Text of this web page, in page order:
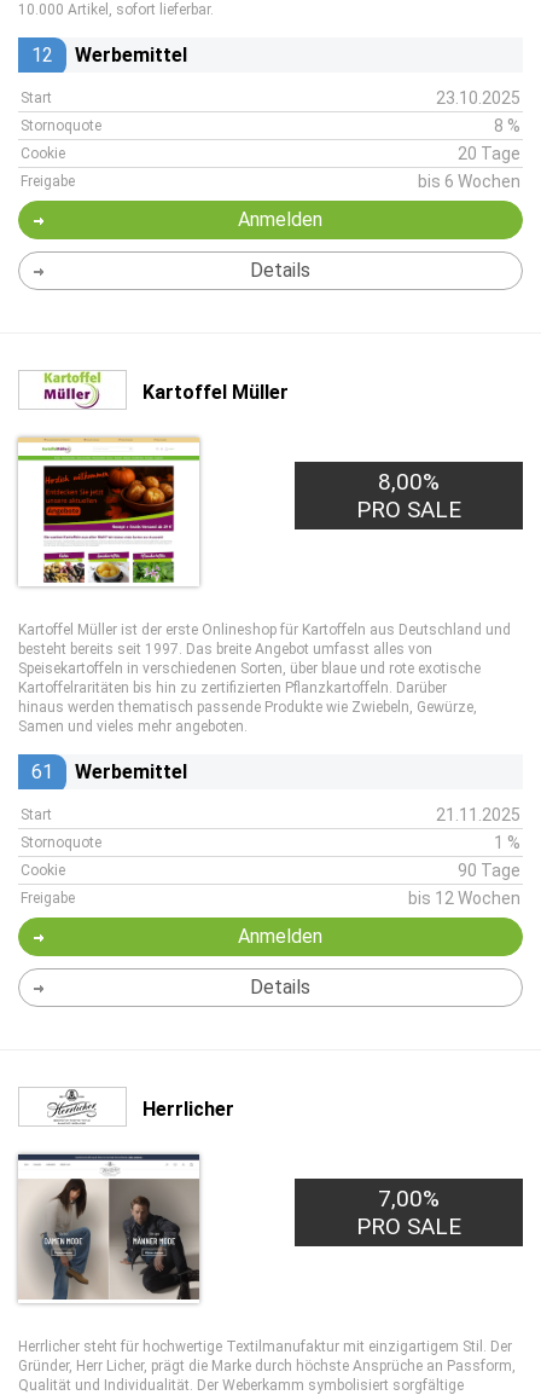
10.000 Artikel, sofort lieferbar.
12 Werbemittel
Start 23.10.2025
Stornoquote 8 %
Cookie 20 Tage
Freigabe bis 6 Wochen
Anmelden
Details
Kartoffel Müller
8,00%
PRO SALE
Kartoffel Müller ist der erste Onlineshop für Kartoffeln aus Deutschland und
besteht bereits seit 1997. Das breite Angebot umfasst alles von
Speisekartoffeln in verschiedenen Sorten, über blaue und rote exotische
Kartoffelraritäten bis hin zu zertifizierten Pflanzkartoffeln. Darüber
hinaus werden thematisch passende Produkte wie Zwiebeln, Gewürze,
Samen und vieles mehr angeboten.
61 Werbemittel
Start 21.11.2025
Stornoquote 1 %
Cookie 90 Tage
Freigabe bis 12 Wochen
Anmelden
Details
Herrlicher
7,00%
PRO SALE
Herrlicher steht für hochwertige Textilmanufaktur mit einzigartigem Stil. Der
Gründer, Herr Licher, prägt die Marke durch höchste Ansprüche an Passform,
Qualität und Individualität. Der Weberkamm symbolisiert sorgfältige